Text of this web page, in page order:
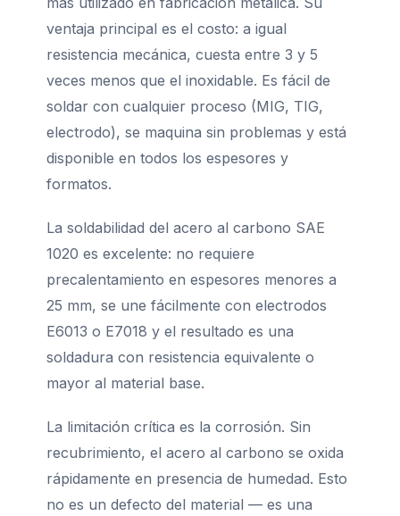
ventaja principal es el costo: a igual
resistencia mecánica, cuesta entre 3 y 5
veces menos que el inoxidable. Es fácil de
soldar con cualquier proceso (MIG, TIG,
electrodo), se maquina sin problemas y está
disponible en todos los espesores y
formatos.
La soldabilidad del acero al carbono SAE
1020 es excelente: no requiere
precalentamiento en espesores menores a
25 mm, se une fácilmente con electrodos
E6013 o E7018 y el resultado es una
soldadura con resistencia equivalente o
mayor al material base.
La limitación crítica es la corrosión. Sin
recubrimiento, el acero al carbono se oxida
rápidamente en presencia de humedad. Esto
no es un defecto del material — es una